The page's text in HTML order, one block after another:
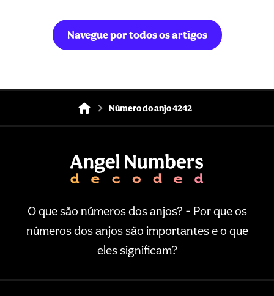
Navegue por todos os artigos
Número do anjo 4242
O que são números dos anjos? - Por que os
números dos anjos são importantes e o que
eles significam?